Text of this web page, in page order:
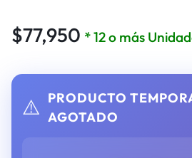
$77,950 * 12 o más
⚠️
PRODUCTO
AGOTADO